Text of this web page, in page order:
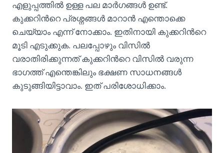
എളുപ്പത്തിൽ ഉള്ള പല മാർഗങ്ങൾ ഉണ്ട്.
കുക്കറിൻറെ പ്രശ്നങ്ങൾ മാറാൻ എന്തൊക്കെ
ചെയ്യാം എന്ന് നോക്കാം. ഇതിനായി കുക്കറിൻറെ
മൂടി എടുക്കുക. പലപ്പോഴും വിസിൽ
വരാതിരിക്കുന്നത് കുക്കറിൻറെ വിസിൽ വരുന്ന
ഭാഗത്ത് എന്തെങ്കിലും ഭക്ഷണ സാധനങ്ങൾ
കുടുങ്ങിയിട്ടാവാം. ഇത് പരിശോധിക്കാം.